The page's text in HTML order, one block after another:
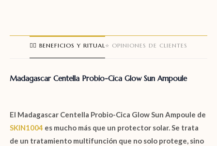
🧖‍♀️ BENEFICIOS Y RITUAL ⭐ OPINIONES DE CLIENTES
Madagascar Centella Probio-Cica Glow Sun Ampoule
El Madagascar Centella Probio-Cica Glow Sun Ampoule de
SKIN1004 es mucho más que un protector solar. Se trata
de un tratamiento multifunción que no solo protege, sino